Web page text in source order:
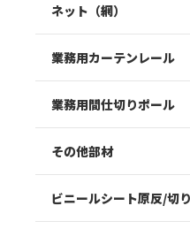
ネット（網）
業務用カーテンレール
業務用間仕切りポール
その他部材
ビニールシート原反/切